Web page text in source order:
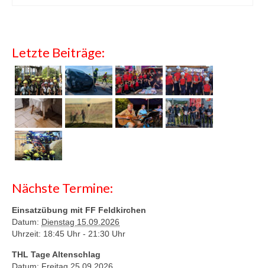
Letzte Beiträge:
Nächste Termine:
Einsatzübung mit FF Feldkirchen
Datum: Dienstag 15.09.2026
Uhrzeit: 18:45 Uhr - 21:30 Uhr
THL Tage Altenschlag